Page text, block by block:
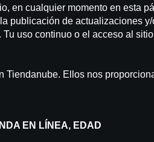
en cualquier momento en esta
publicación de actualizaciones
uso continuo o el acceso al
Tiendanube. Ellos nos
EN LÍNEA, EDAD